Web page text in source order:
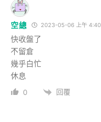
空總 2023-05-06 上午 4:40
快收盤了
𣎴留倉
幾乎白忙
休息
0 回覆